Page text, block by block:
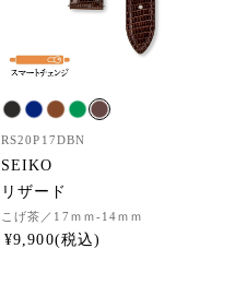
RS20P17DBN
SEIKO
リザード
こげ茶 ／17ｍｍ-14ｍｍ
¥9,900